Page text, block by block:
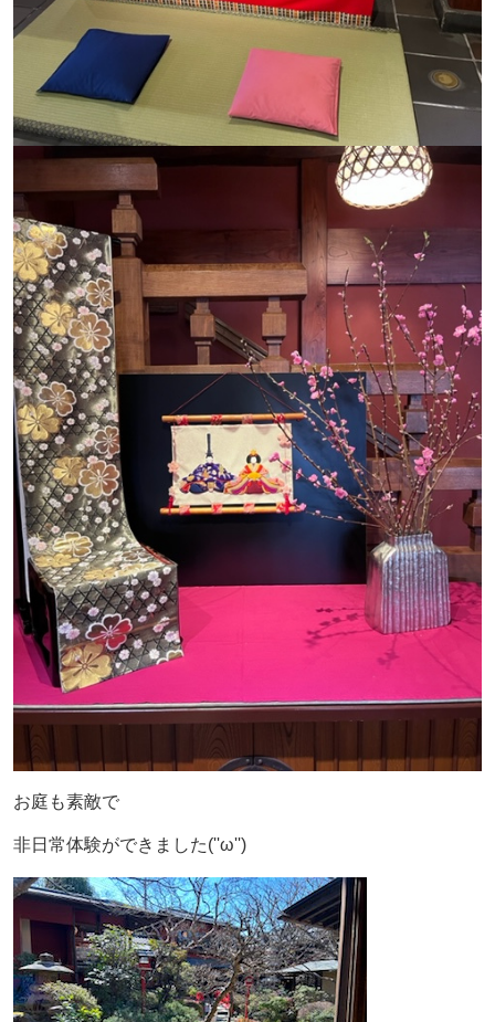
お庭も素敵で
非日常体験ができました(''ω'')